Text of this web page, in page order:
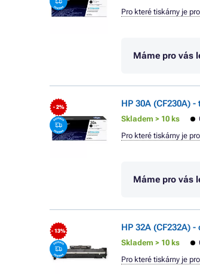
Pro které tiskárny je
Máme pro vás
- 2% HP 30A (CF230A)
Skladem > 10 ks
Pro které tiskárny je
Máme pro vás
- 13% HP 32A (CF232A)
Skladem > 10 ks
Pro které tiskárny je